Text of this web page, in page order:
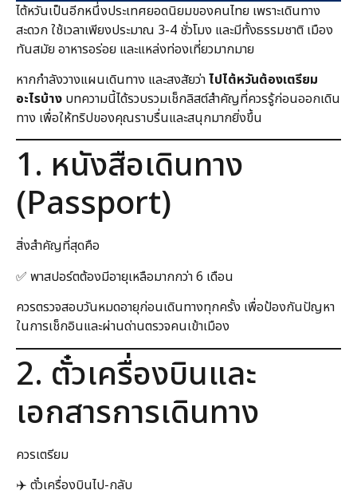
ไต้หวันเป็นอีกหนึ่งประเทศยอดนิยมของคนไทย เพราะเดินทาง
สะดวก ใช้เวลาเพียงประมาณ 3-4 ชั่วโมง และมีทั้งธรรมชาติ เมือง
ทันสมัย อาหารอร่อย และแหล่งท่องเที่ยวมากมาย
หากกำลังวางแผนเดินทาง และสงสัยว่าไปไต้หวันต้องเตรียม
อะไรบ้าง บทความนี้ได้รวบรวมเช็กลิสต์สำคัญที่ควรรู้ก่อนออกเดิน
ทาง เพื่อให้ทริปของคุณราบรื่นและสนุกมากยิ่งขึ้น
1. หนังสือเดินทาง
(Passport)
สิ่งสำคัญที่สุดคือ
✅ พาสปอร์ตต้องมีอายุเหลือมากกว่า 6 เดือน
ควรตรวจสอบวันหมดอายุก่อนเดินทางทุกครั้ง เพื่อป้องกันปัญหา
ในการเช็กอินและผ่านด่านตรวจคนเข้าเมือง
2. ตั๋วเครื่องบินและ
เอกสารการเดินทาง
ควรเตรียม
✈️ ตั๋วเครื่องบินไป-กลับ